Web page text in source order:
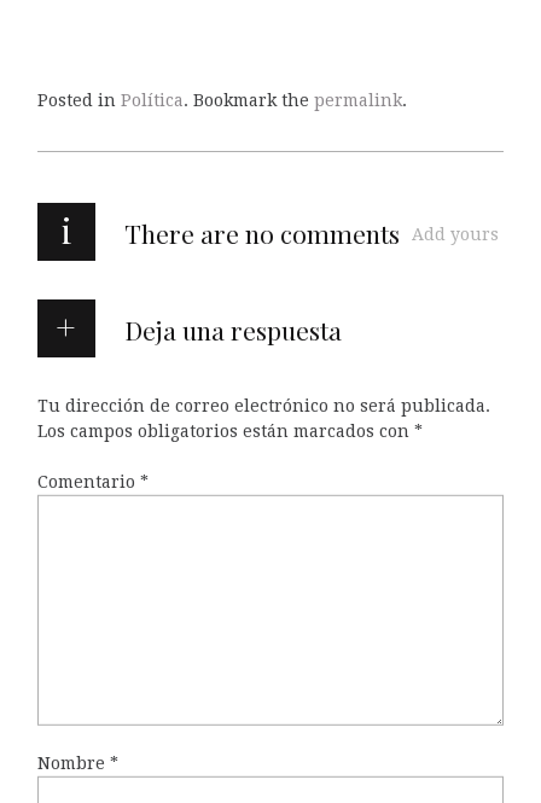
Posted in Política. Bookmark the permalink.
i There are no comments Add yours
Deja una respuesta
Tu dirección de correo electrónico no será publicada.
Los campos obligatorios están marcados con *
Comentario *
Nombre *